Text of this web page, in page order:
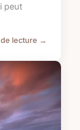
peut
de lecture →